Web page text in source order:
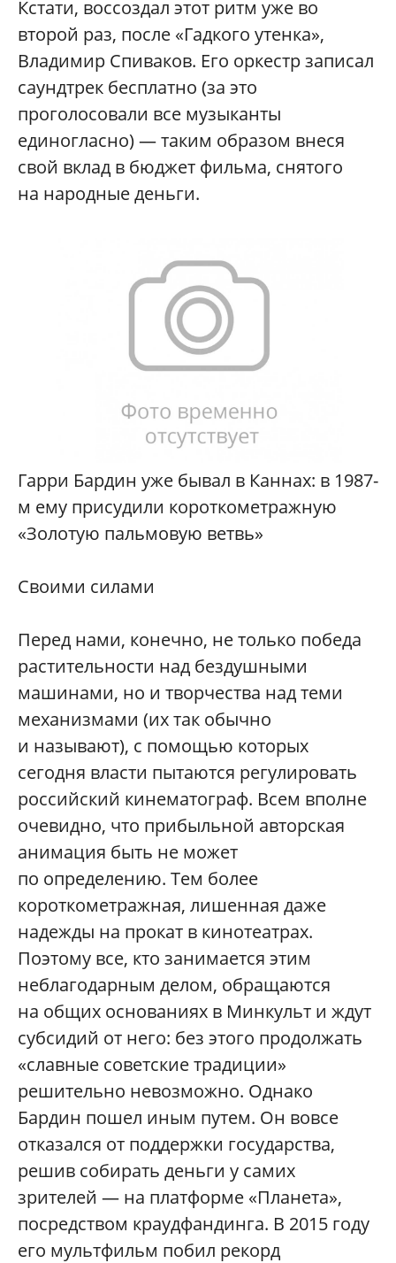
Кстати, воссоздал этот ритм уже во
второй раз, после «Гадкого утенка»,
Владимир Спиваков. Его оркестр записал
саундтрек бесплатно (за это
проголосовали все музыканты
единогласно) — таким образом внеся
свой вклад в бюджет фильма, снятого
на народные деньги.
Гарри Бардин уже бывал в Каннах: в 1987-
м ему присудили короткометражную
«Золотую пальмовую ветвь»
Своими силами
Перед нами, конечно, не только победа
растительности над бездушными
машинами, но и творчества над теми
механизмами (их так обычно
и называют), с помощью которых
сегодня власти пытаются регулировать
российский кинематограф. Всем вполне
очевидно, что прибыльной авторская
анимация быть не может
по определению. Тем более
короткометражная, лишенная даже
надежды на прокат в кинотеатрах.
Поэтому все, кто занимается этим
неблагодарным делом, обращаются
на общих основаниях в Минкульт и ждут
субсидий от него: без этого продолжать
«славные советские традиции»
решительно невозможно. Однако
Бардин пошел иным путем. Он вовсе
отказался от поддержки государства,
решив собирать деньги у самих
зрителей — на платформе «Планета»,
посредством краудфандинга. В 2015 году
его мультфильм побил рекорд